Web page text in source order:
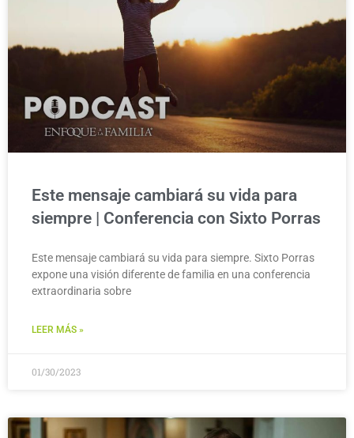
Este mensaje cambiará su vida para
siempre | Conferencia con Sixto Porras
Este mensaje cambiará su vida para siempre. Sixto Porras
expone una visión diferente de familia en una conferencia
extraordinaria sobre
LEER MÁS »
01/30/2023